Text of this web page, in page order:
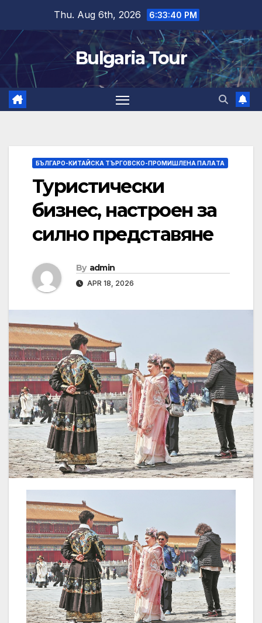
content
Thu. Aug 6th, 2026 6:33:41 PM
Bulgaria Tour
БЪЛГАРО-КИТАЙСКА ТЪРГОВСКО-ПРОМИШЛЕНА ПАЛAТА
Туристически
бизнес, настроен за
силно представяне
By admin
APR 18, 2026